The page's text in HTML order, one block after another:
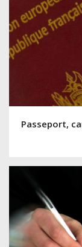
Passeport,